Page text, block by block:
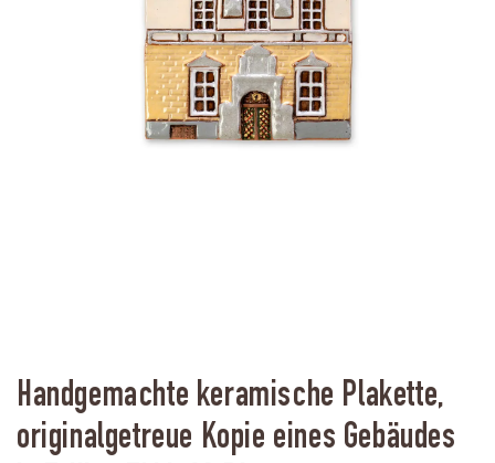
Handgemachte keramische Plakette,
originalgetreue Kopie eines Gebäudes